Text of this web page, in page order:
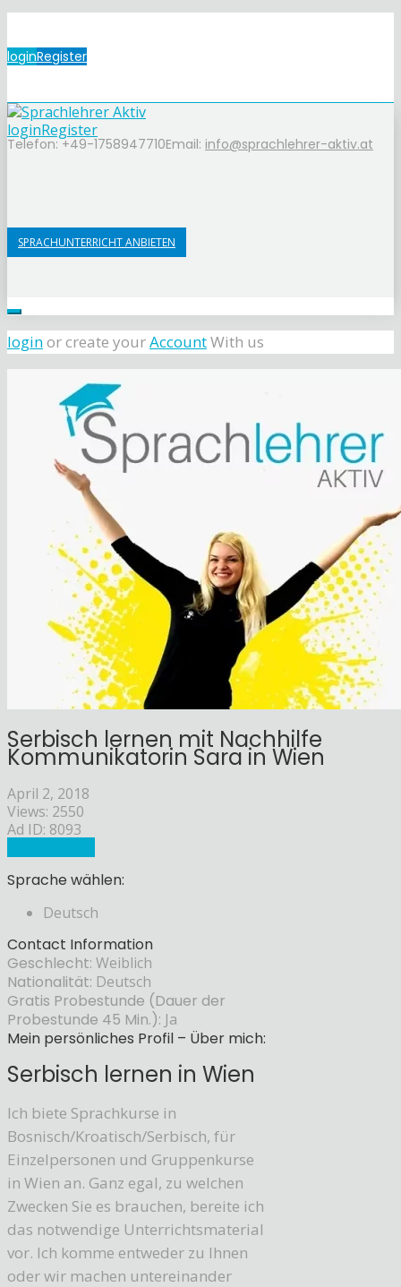
loginRegister
Telefon: +49-1758947710Email: info@sprachlehrer-aktiv.at
loginRegister
SPRACHUNTERRICHT ANBIETEN
loginor create yourAccountWith us
Serbisch lernen mit Nachhilfe
Kommunikatorin Sara in Wien
April 2, 2018
Views: 2550
Ad ID: 8093
Sprache wählen:
Deutsch
Contact Information
Geschlecht: Weiblich
Nationalität: Deutsch
Gratis Probestunde (Dauer der
Probestunde 45 Min.): Ja
Mein persönliches Profil – Über mich:
Serbisch lernen in Wien
Ich biete Sprachkurse in
Bosnisch/Kroatisch/Serbisch, für
Einzelpersonen und Gruppenkurse
in Wien an. Ganz egal, zu welchen
Zwecken Sie es brauchen, bereite ich
das notwendige Unterrichtsmaterial
vor. Ich komme entweder zu Ihnen
oder wir machen untereinander